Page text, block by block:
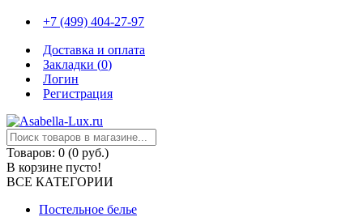
+7 (499) 404-27-97
Доставка и оплата
Закладки (0)
Логин
Регистрация
Товаров: 0 (0 руб.)
В корзине пусто!
ВСЕ КАТЕГОРИИ
Постельное белье